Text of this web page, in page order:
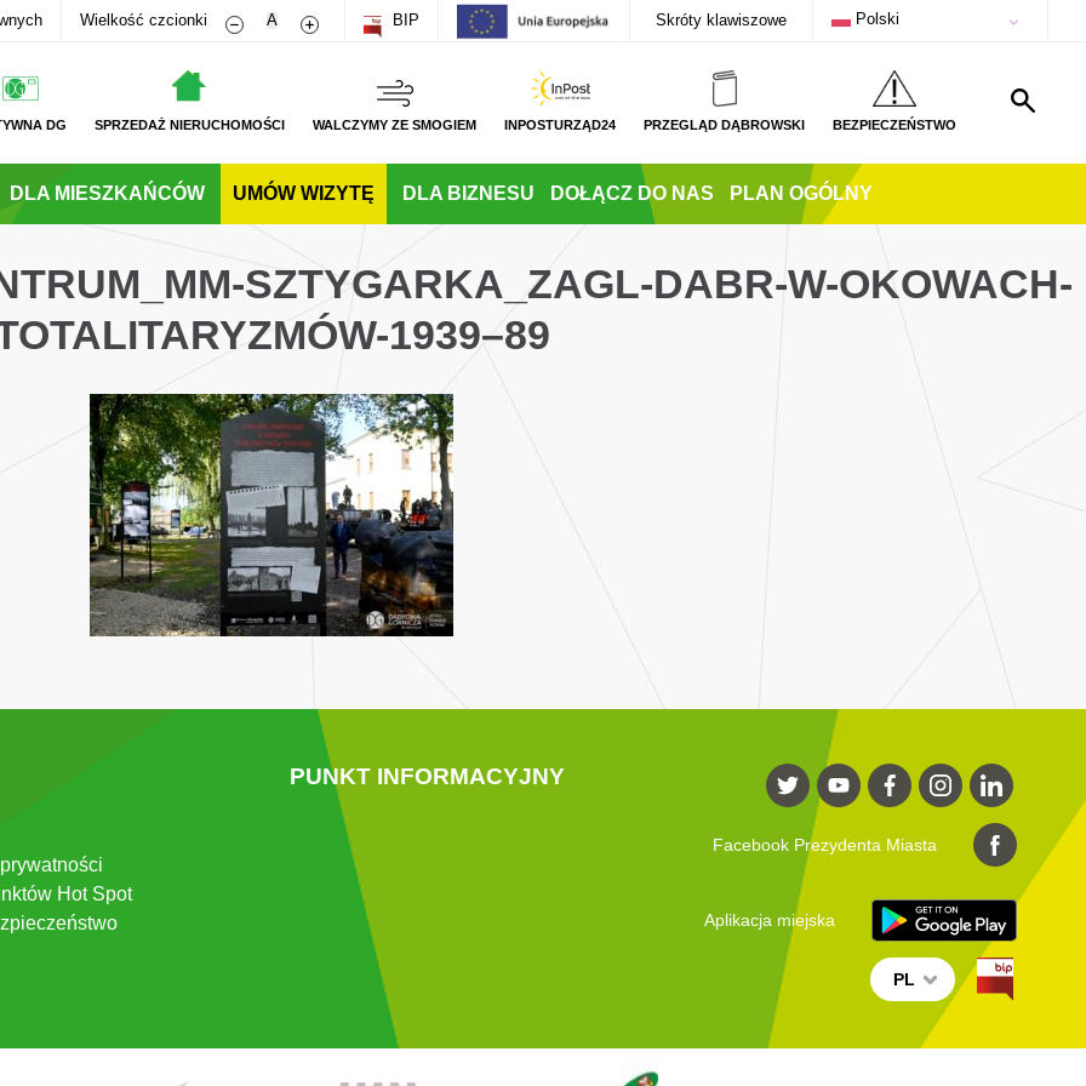
Wielkość czcionki Zmniejsz rozmiar czcionki
A Zwiększ rozmiar czcionki
BIP Skróty klawiszowe Polski
DG SPRZEDAŻ NIERUCHOMOŚCI WALCZYMY ZE SMOGIEM INPOSTURZĄD24 PRZEGLĄD DĄBROWSKI BEZPIECZEŃSTWO
DLA MIESZKAŃCÓW UMÓW WIZYTĘ DLA BIZNESU DOŁĄCZ DO NAS PLAN OGÓLNY
SZTYGARKA_ZAGL-DABR-W-OKOWACH-
1939–89
Hot Spot
PUNKT INFORMACYJNY
Facebook Prezydenta Miasta
Aplikacja miejska
PL